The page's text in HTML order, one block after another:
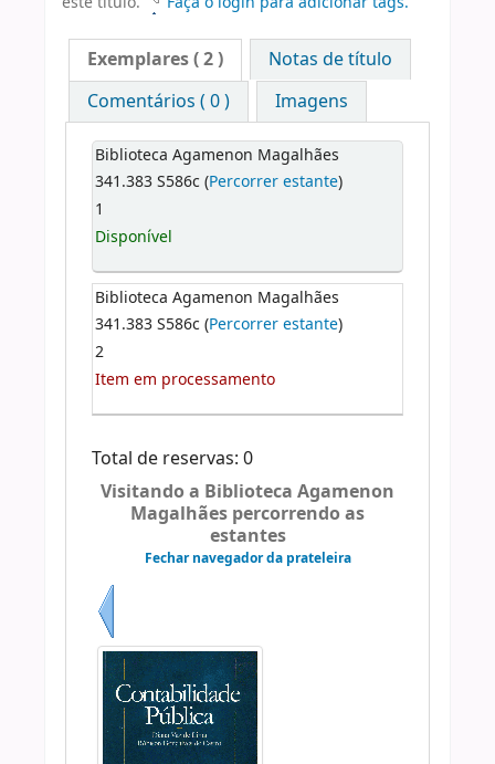
Exemplares( 2 )
Notas de título
Comentários ( 0 )
Imagens
Biblioteca Agamenon Magalhães
341.383 S586c (Percorrer estante)
1
Disponível
Biblioteca Agamenon Magalhães
341.383 S586c (Percorrer estante)
2
Item em processamento
Total de reservas: 0
Visitando a Biblioteca Agamenon
Magalhães percorrendo as
estantes
Fechar navegador da prateleira
Anterior